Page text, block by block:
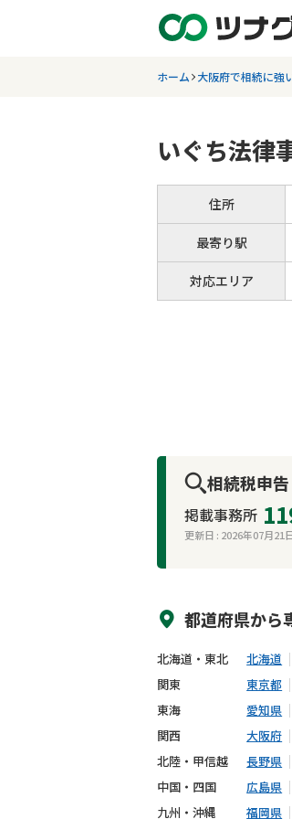
ホーム 大阪府で相続に強
いぐち法律
住所
最寄り駅
対応エリア
相続税申
掲載事務所
更新日 : 2026年07月21
都道府県から
北海道・東北 北海道
関東
東京都
東海
愛知県
関西
大阪府
北陸・甲信越
長野県
中国・四国
広島県
九州・沖縄
福岡県